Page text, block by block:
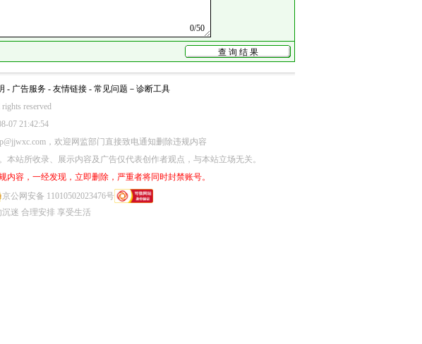
0/50
- 广告服务 - 友情链接 - 常见问题 － 诊断工具
reserved
07 21:42:54
，欢迎网监部门直接致电通知删除违规内容
站所收录、展示内容及广告仅代表创作者观点，与本站立场无关。
容，一经发现，立即删除，严重者将同时封禁账号。
京公网安备 11010502023476号
迷 合理安排 享受生活